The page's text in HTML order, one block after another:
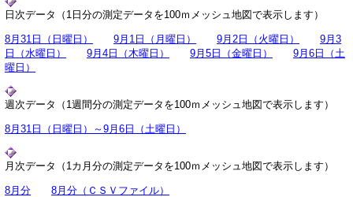
日次データ（1日分の測定データを100ｍメッシュ地図で表示します）
8月31日（日曜日） 9月1日（月曜日） 9月2日（火曜日）
9月3
日（水曜日）
9月4日（木曜日） 9月5日（金曜日）
9月6日（土
曜日）
週次データ（1週間分の測定データを100ｍメッシュ地図で表示します）
8月31日（日曜日）～9月6日（土曜日）
月次データ（1カ月分の測定データを100ｍメッシュ地図で表示します）
8月分 8月分（ＣＳＶファイル）